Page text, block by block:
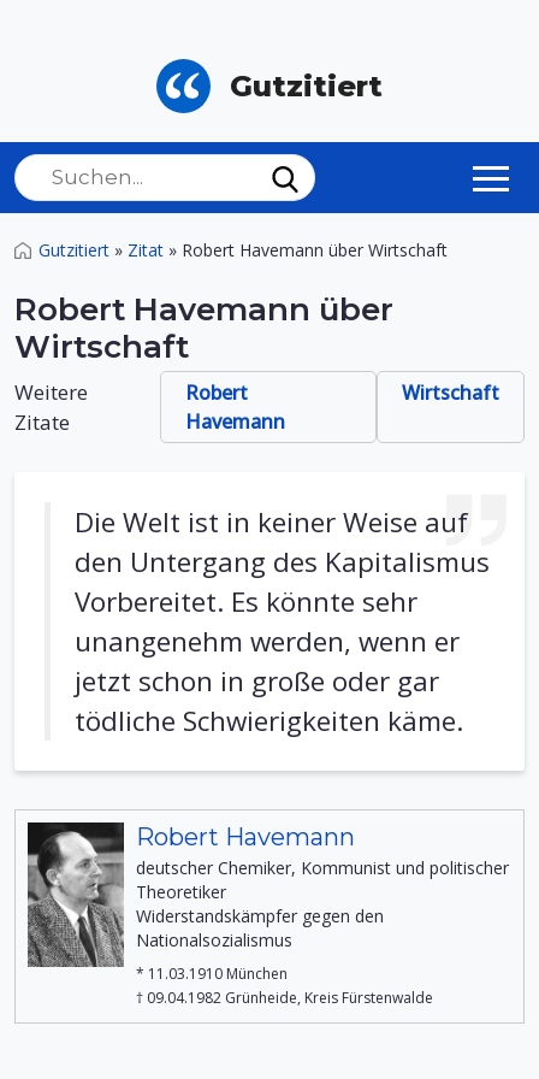
Gutzitiert
Gutzitiert » Zitat » Robert Havemann über Wirtschaft
Robert Havemann über
Wirtschaft
Weitere
Zitate
Robert
Havemann
Wirtschaft
Die Welt ist in keiner Weise auf
den Untergang des Kapitalismus
Vorbereitet. Es könnte sehr
unangenehm werden, wenn er
jetzt schon in große oder gar
tödliche Schwierigkeiten käme.
Robert Havemann
deutscher Chemiker, Kommunist und politischer
Theoretiker
Widerstandskämpfer gegen den
Nationalsozialismus
* 11.03.1910 München
† 09.04.1982 Grünheide, Kreis Fürstenwalde